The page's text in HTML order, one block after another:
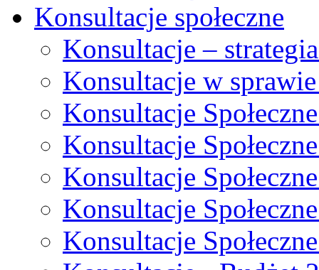
Konsultacje społeczne
Konsultacje –
Konsultacje w
Konsultacje
Konsultacje
Konsultacje
Konsultacje
Konsultacje